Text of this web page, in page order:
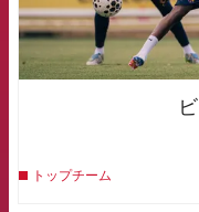
トップチーム